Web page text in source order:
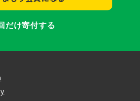
だけ寄付する